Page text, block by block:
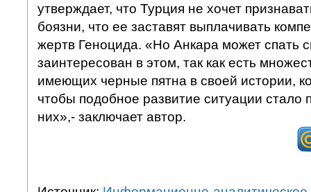
утверждает, что Турция не хочет
боязни, что ее заставят выплачивать
жертв Геноцида. «Но Анкара может спать
заинтересован в этом, так как есть
имеющих черные пятна в своей истории,
чтобы подобное развитие ситуации стало
них»,- заключает автор.